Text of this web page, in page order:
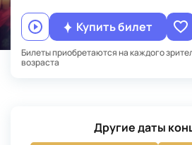
Купить билет
Билеты приобретаются на каждого
возраста
Другие даты